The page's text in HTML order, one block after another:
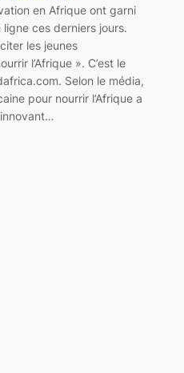
en Afrique ont garni
ces derniers jours.
les jeunes
l’Afrique ». C’est le
Selon le média,
pour nourrir l’Afrique a